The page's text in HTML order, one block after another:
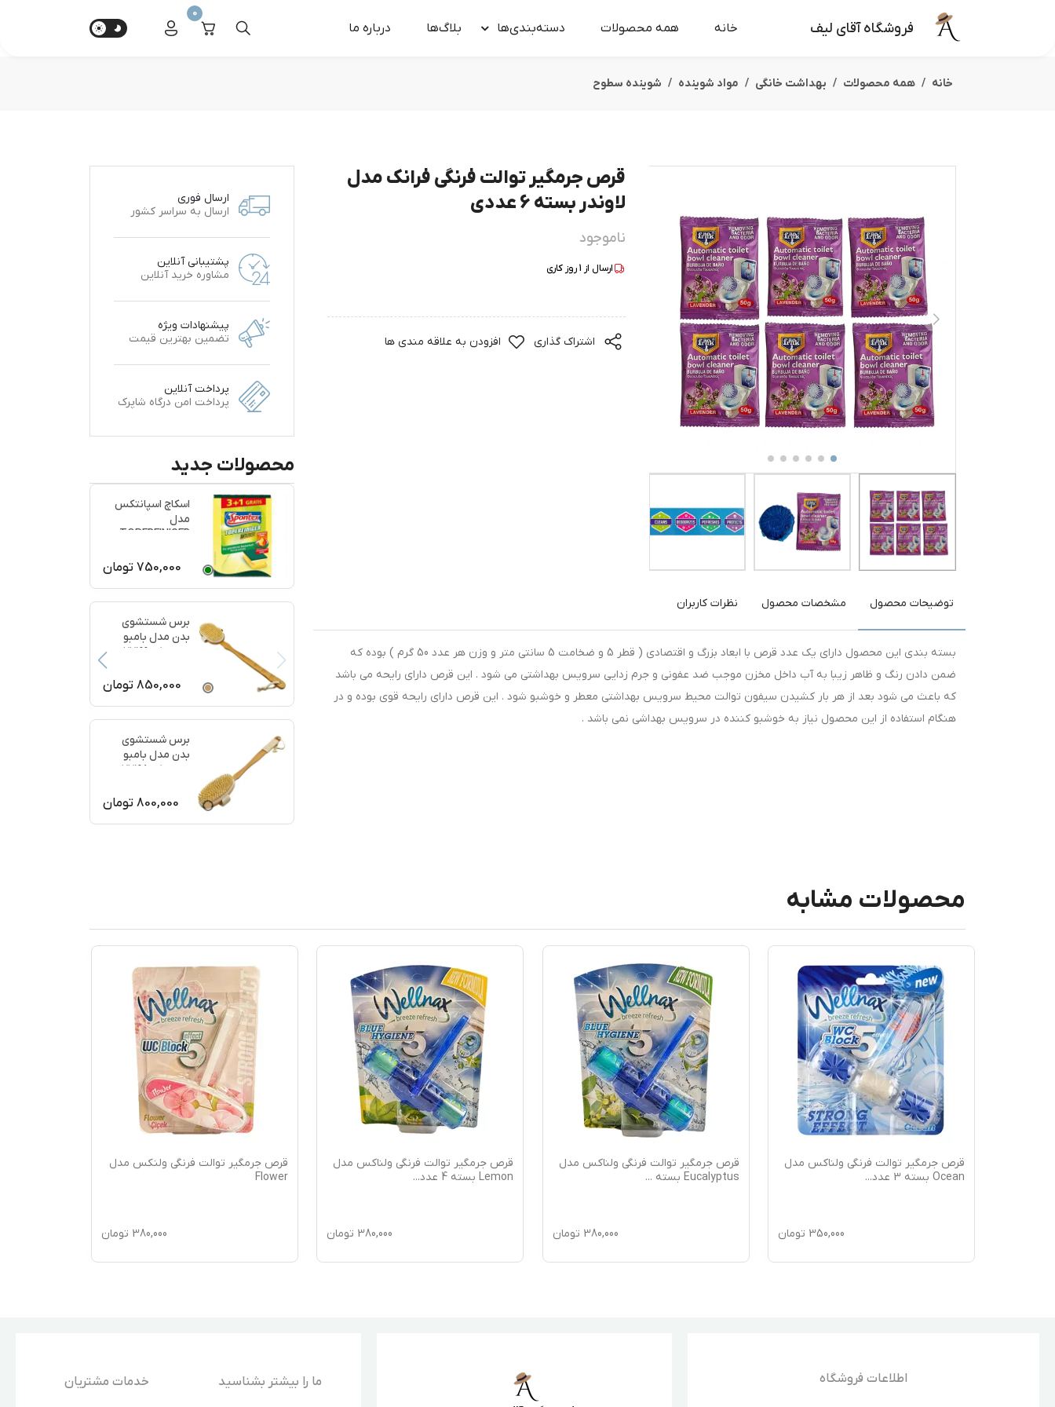
فروشگاه آقای لیف خانه همه محصولات دسته‌بندی‌ها بلاگ‌ها درباره‌ ما
0
خانه همه محصولات بهداشت خانگی مواد شوینده شوینده سطوح
قرص جرمگیر توالت فرنگی فرانک مدل
لاوندر بسته 6 عددی
ناموجود
ارسال از 1روز کاری
اشتراک گذاری افزودن به علاقه مندی ها
توضیحات محصول مشخصات محصول نظرات کاربران
بسته بندی این محصول دارای یک عدد قرص با ابعاد بزرگ و اقتصادی ( قطر 5 و ضخامت 5 سانتی متر و وزن هر عدد 50 گرم ) بوده که
ضمن دادن رنگ و ظاهر زیبا به آب داخل مخزن موجب ضد عفونی و جرم زدایی سرویس بهداشتی می شود . این قرص دارای رایحه می باشد
که باعث می شود بعد از هر بار کشیدن سیفون توالت محیط سرویس بهداشتی معطر و خوشبو شود . این قرص دارای رایحه قوی بوده و در
هنگام استفاده از این محصول نیاز به خوشبو کننده در سرویس بهداشی نمی باشد .
ارسال فوری
ارسال به سراسر کشور
پشتیبانی آنلاین
مشاوره خرید آنلاین
پیشنهادات ویژه
تضمین بهترین قیمت
پرداخت آنلاین
پرداخت امن درگاه شاپرک
محصولات جدید
اسکاچ اسپانتکس
مدل
TOPFREINIGER
750,000 تومان
برس شستشوی
بدن مدل بامبو
ماساژ کد 77199
850,000 تومان
برس شستشوی
بدن مدل بامبو
ماساژ کد 77198
800,000 تومان
محصولات مشابه
قرص جرمگیر توالت فرنگی ولناکس مدل
Ocean بسته 3 عدد
...
350,000 تومان
قرص جرمگیر توالت فرنگی ولناکس مدل
Eucalyptus بسته
...
380,000 تومان
قرص جرمگیر توالت فرنگی ولناکس مدل
Lemon بسته 4 عدد
...
380,000 تومان
قرص جرمگیر توالت فرنگی ولنکس مدل
Flower
380,000 تومان
اطلاعات فروشگاه ما را بیشتر بشناسید خدمات مشتریان